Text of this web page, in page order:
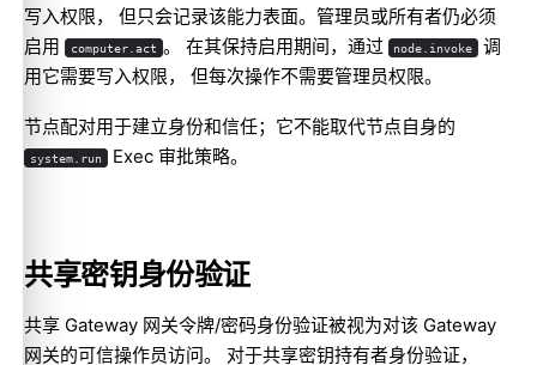
写入权限， 但只会记录该能力表面。管理员或所有者仍必须
启用
computer.act 。 在其保持启用期间，通过 node.invoke
调
用它需要写入权限， 但每次操作不需要管理员权限。
节点配对用于建立身份和信任；它不能取代节点自身的
system.run Exec 审批策略。
共享密钥身份验证
共享 Gateway 网关令牌/密码身份验证被视为对该 Gateway
网关的可信操作员访问。 对于共享密钥持有者身份验证，